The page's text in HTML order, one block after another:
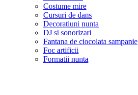
Costume mire
Cursuri de dans
Decoratiuni nunta
DJ si sonorizari
Fantana de ciocolata sampanie
Foc artificii
Formatii nunta